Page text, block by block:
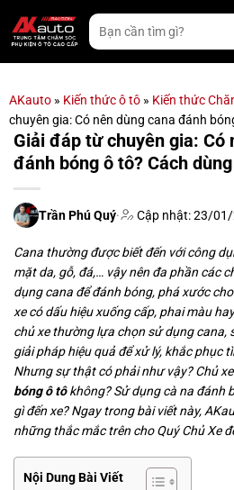
qua
nội
Tìm
kiếm:
AKauto » Kiến thức ô tô » Kiến thức
chuyên gia: Có nên dùng cana đánh
Giải đáp từ chuyên gia: Có
đánh bóng ô tô? Cách
Trần Phú Quý· Cập nhật: 23/
Cana thường được biết đến với công
mặt da, gỗ, đá,… vậy nên đa phần các
dụng cana để đánh bóng, phá xước
xe có dấu hiệu xuống cấp, phai màu
chủ xe thường lựa chọn sử dụng cana,
giải pháp hiệu quả để xử lý, khắc phục
Nhưng sự thật có phải như vậy? Chủ
bóng ô tôkhông? Sử dụng cà na đánh
gì đến xe? Ngay trong bài viết này,
những thắc mắc trên cho Quý Chủ Xe
Nội Dung Bài Viết